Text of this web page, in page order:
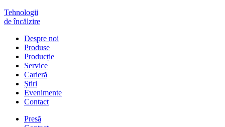
Tehnologii
de încălzire
Despre noi
Produse
Producție
Service
Carieră
Știri
Evenimente
Contact
Presă